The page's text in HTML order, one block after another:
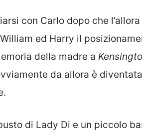
con Carlo dopo che
ed Harry il
della madre a
da allora è
di Lady Di e un piccolo